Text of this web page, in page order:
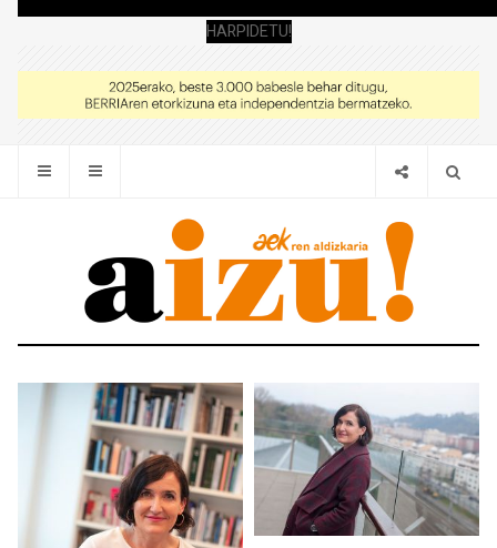
HARPIDETU!